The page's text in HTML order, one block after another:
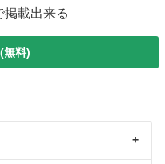
掲載出来る
無料)